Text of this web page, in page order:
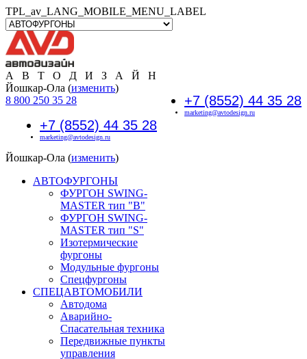
TPL_av_LANG_MOBILE_MENU_LABEL
А В Т О Д И З А Й Н
+7 (8552) 44 35 28
marketing@avtodesign.ru
Йошкар-Ола (изменить)
8 800 250 35 28
+7 (8552) 44 35 28
marketing@avtodesign.ru
Йошкар-Ола (изменить)
АВТОФУРГОНЫ
ФУРГОН SWING-
MASTER тип "B"
ФУРГОН SWING-
MASTER тип "S"
Изотермические
фургоны
Модульные фургоны
Спецфургоны
СПЕЦАВТОМОБИЛИ
Автодома
Аварийно-
Спасательная техника
Передвижные пункты
управления